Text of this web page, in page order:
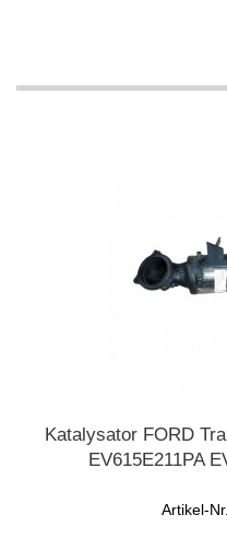
Katalysator FORD
EV615E211PA
Artikel-